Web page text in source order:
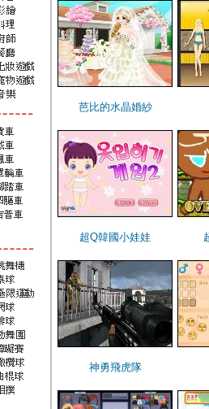
芭比的水晶婚紗
超Q韓國小娃娃
神勇飛虎隊